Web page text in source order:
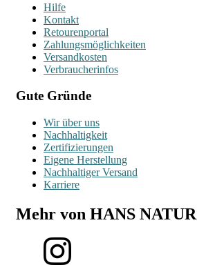
Hilfe
Kontakt
Retourenportal
Zahlungsmöglichkeiten
Versandkosten
Verbraucherinfos
Gute Gründe
Wir über uns
Nachhaltigkeit
Zertifizierungen
Eigene Herstellung
Nachhaltiger Versand
Karriere
Mehr von HANS NATUR